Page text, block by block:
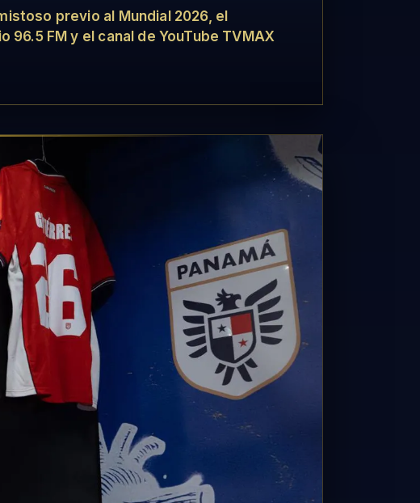
previo al Mundial 2026, el
96.5 FM y el canal de YouTube TVMAX